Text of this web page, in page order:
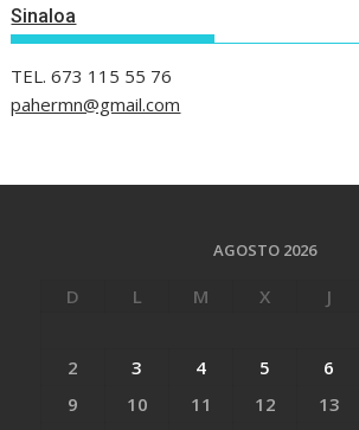
Sinaloa
TEL. 673 115 55 76
pahermn@gmail.com
AGOSTO 2026
D L M X J
2
3 4 5 6
9
10 11 12 13